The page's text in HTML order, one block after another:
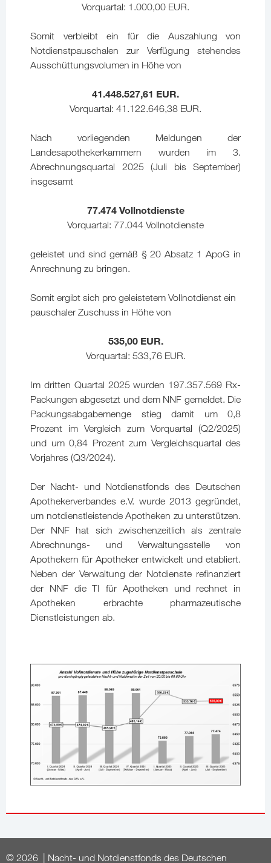
Vorquartal: 1.000,00 EUR.
Somit verbleibt ein für die Auszahlung von
Notdienstpauschalen zur Verfügung stehendes
Ausschüttungsvolumen in Höhe von
41.448.527,61 EUR.
Vorquartal: 41.122.646,38 EUR.
Nach vorliegenden Meldungen der
Landesapothekerkammern wurden im 3.
Abrechnungsquartal 2025 (Juli bis September)
insgesamt
77.474 Vollnotdienste
Vorquartal: 77.044 Vollnotdienste
geleistet und sind gemäß § 20 Absatz 1 ApoG in
Anrechnung zu bringen.
Somit ergibt sich pro geleistetem Vollnotdienst ein
pauschaler Zuschuss in Höhe von
535,00 EUR.
Vorquartal: 533,76 EUR.
Im dritten Quartal 2025 wurden 197.357.569 Rx-
Packungen abgesetzt und dem NNF gemeldet. Die
Packungsabgabemenge stieg damit um 0,8
Prozent im Vergleich zum Vorquartal (Q2/2025)
und um 0,84 Prozent zum Vergleichsquartal des
Vorjahres (Q3/2024).
Der Nacht- und Notdienstfonds des Deutschen
Apothekerverbandes e.V. wurde 2013 gegründet,
um notdienstleistende Apotheken zu unterstützen.
Der NNF hat sich zwischenzeitlich als zentrale
Abrechnungs- und Verwaltungsstelle von
Apothekern für Apotheker entwickelt und etabliert.
Neben der Verwaltung der Notdienste refinanziert
der NNF die TI für Apotheken und rechnet in
Apotheken erbrachte pharmazeutische
Dienstleistungen ab.
© 2026 | Nacht- und Notdienstfonds des Deutschen